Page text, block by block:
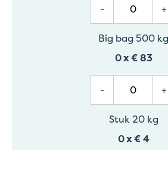
- +
Big bag 500 kg
0x€ 83
- +
Stuk 20 kg
0x€ 4